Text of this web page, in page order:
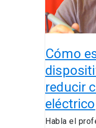
Cómo
reducir
eléctrico
Habla el
ayuda
a
costo
del
consumo
eléctrico